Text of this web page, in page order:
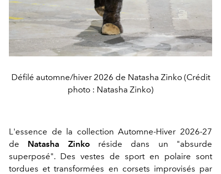
Défilé automne/hiver 2026 de Natasha Zinko (Crédit
photo : Natasha Zinko)
L'essence de la collection Automne-Hiver 2026-27
de Natasha Zinkoréside dans un "absurde
superposé". Des vestes de sport en polaire sont
tordues et transformées en corsets improvisés par